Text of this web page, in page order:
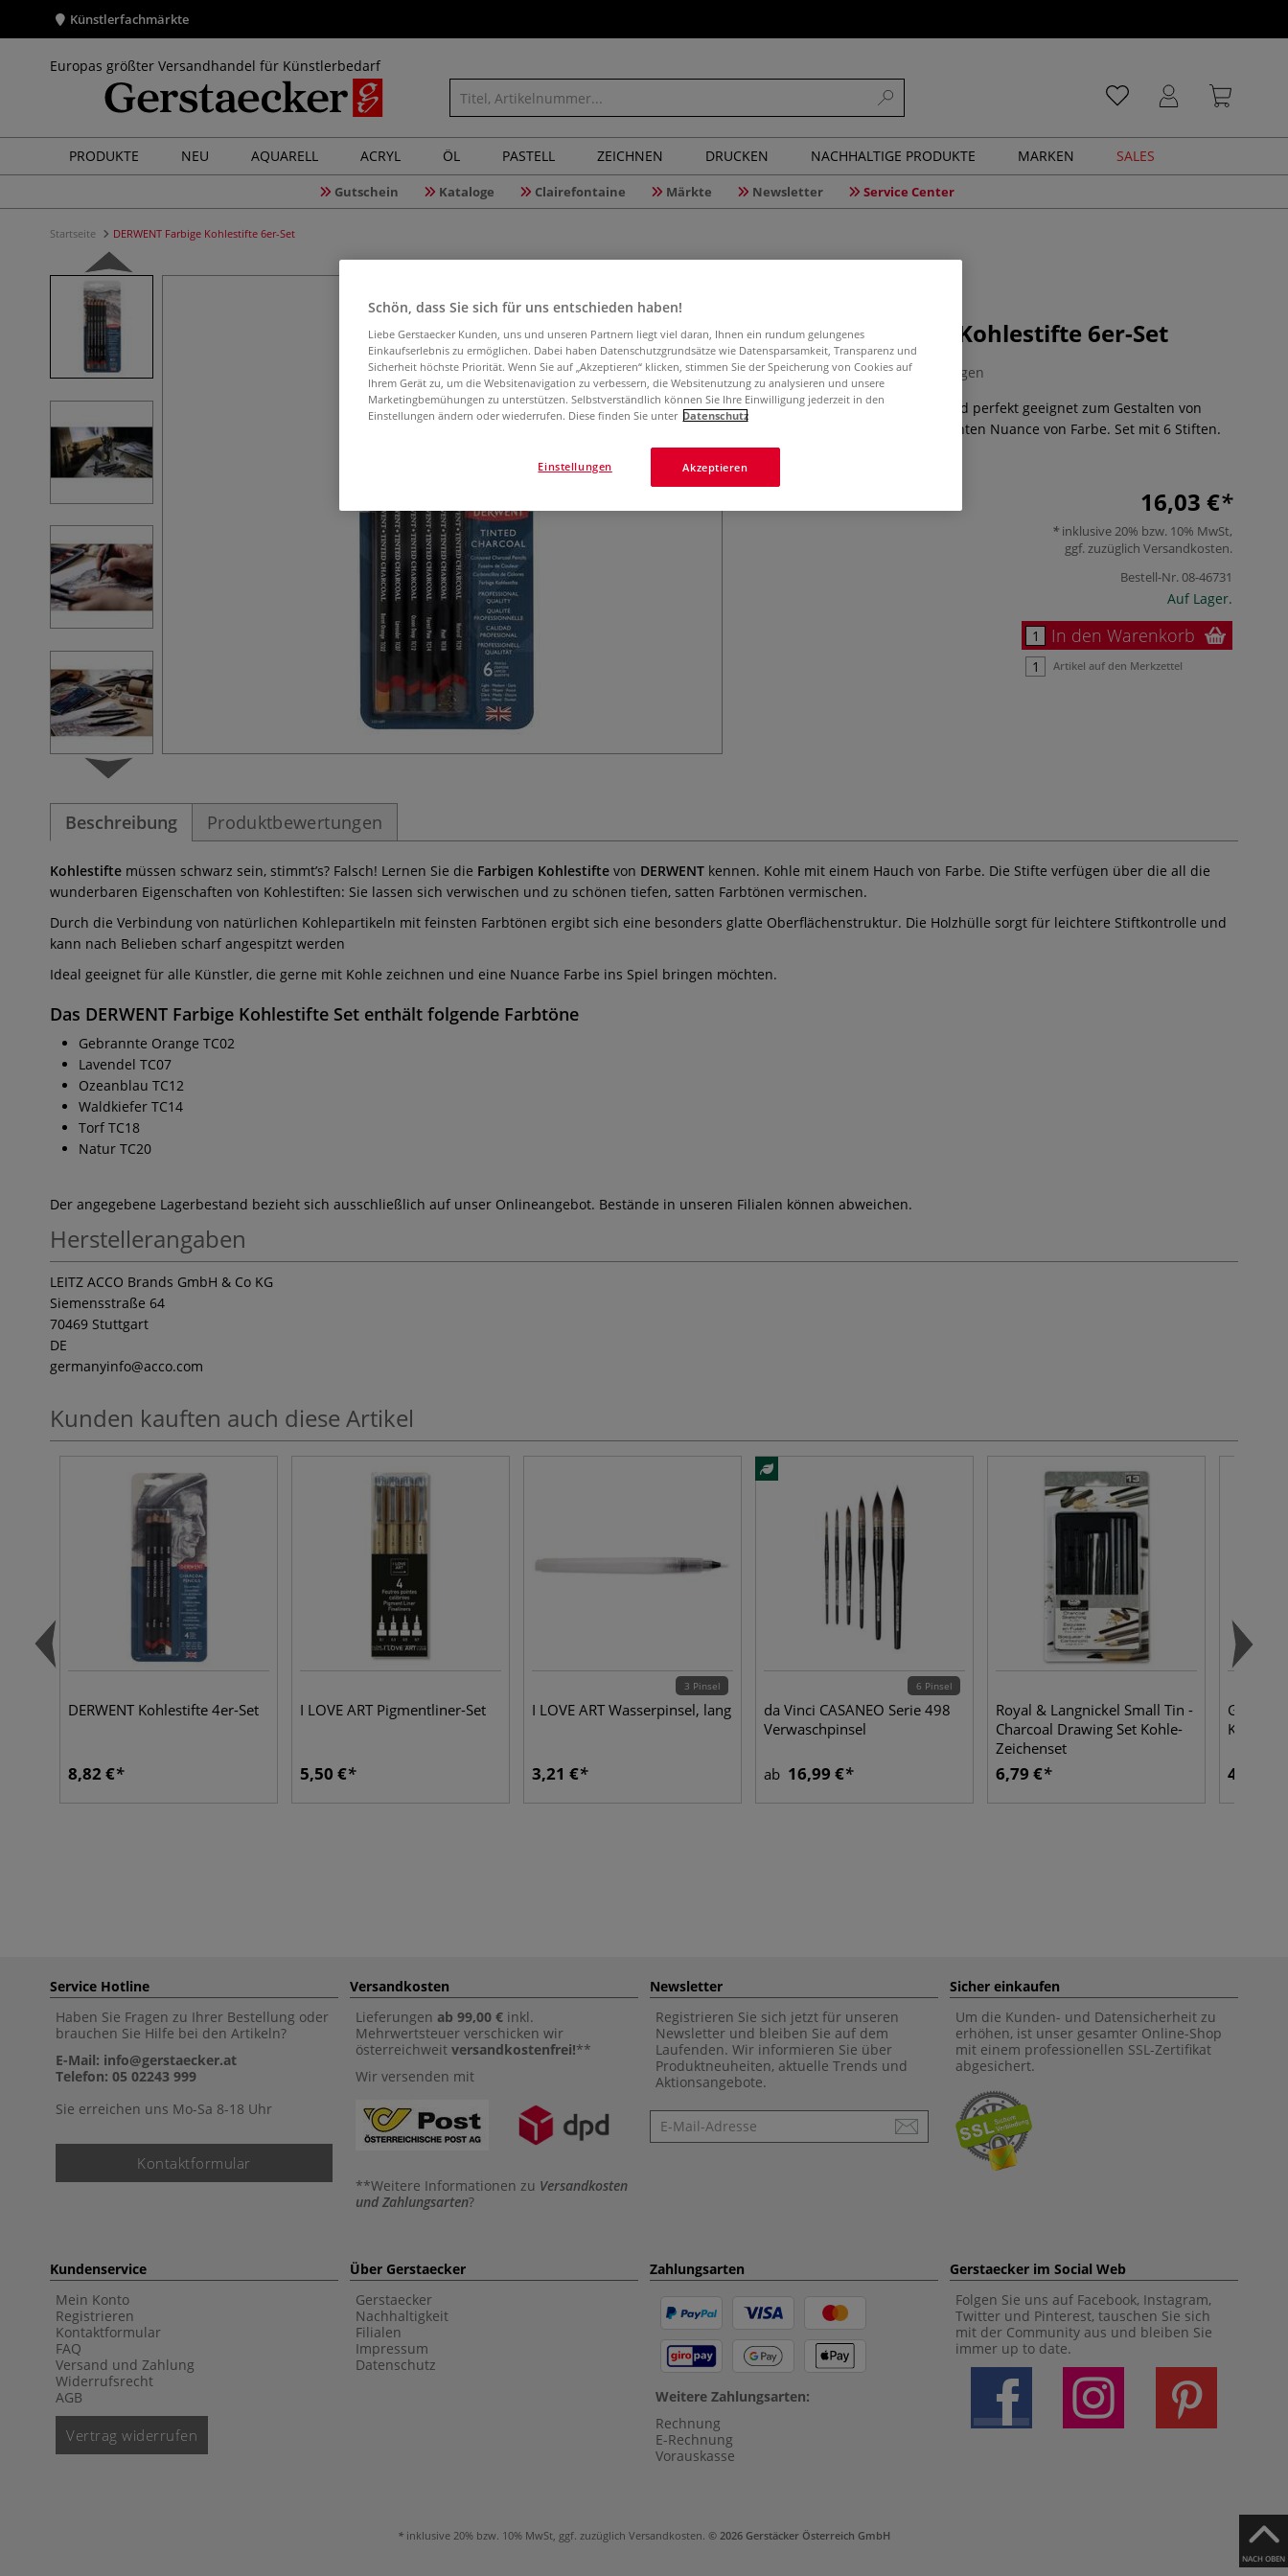
NACH OBEN
Künstlerfachmärkte
Europas größter Versandhandel für Künstlerbedarf
PRODUKTE NEU AQUARELL ACRYL ÖL PASTELL ZEICHNEN DRUCKEN NACHHALTIGE PRODUKTE MARKEN SALES
Gutschein Kataloge Clairefontaine Märkte Newsletter Service Center
Startseite DERWENT Farbige Kohlestifte 6er-Set
DERWENT Farbige Kohlestifte 6er-Set
0 Bewertungen
DERWENT Farbige Kohlestifte sind perfekt geeignet zum Gestalten von
Kohlezeichnungen mit einer leichten Nuance von Farbe. Set mit 6 Stiften.
Mehr
16,03 €
inklusive 20% bzw. 10% MwSt,
ggf. zuzüglich Versandkosten.
Bestell-Nr.08-46731
Auf Lager.
In den Warenkorb
Artikel auf den Merkzettel
Beschreibung Produktbewertungen
Kohlestifte müssen schwarz sein, stimmt’s? Falsch! Lernen Sie die Farbigen Kohlestifte von DERWENT kennen. Kohle mit einem Hauch von Farbe. Die Stifte verfügen über die all die
wunderbaren Eigenschaften von Kohlestiften: Sie lassen sich verwischen und zu schönen tiefen, satten Farbtönen vermischen.
Durch die Verbindung von natürlichen Kohlepartikeln mit feinsten Farbtönen ergibt sich eine besonders glatte Oberflächenstruktur. Die Holzhülle sorgt für leichtere Stiftkontrolle und
kann nach Belieben scharf angespitzt werden
Ideal geeignet für alle Künstler, die gerne mit Kohle zeichnen und eine Nuance Farbe ins Spiel bringen möchten.
Das DERWENT Farbige Kohlestifte Set enthält folgende Farbtöne
Gebrannte Orange TC02
Lavendel TC07
Ozeanblau TC12
Waldkiefer TC14
Torf TC18
Natur TC20
Der angegebene Lagerbestand bezieht sich ausschließlich auf unser Onlineangebot. Bestände in unseren Filialen können abweichen.
Herstellerangaben
LEITZ ACCO Brands GmbH & Co KG
Siemensstraße 64
70469 Stuttgart
DE
germanyinfo@acco.com
Kunden kauften auch diese Artikel
DERWENT Kohlestifte 4er-Set
8,82 €
I LOVE ART Pigmentliner-Set
5,50 €
3 Pinsel
I LOVE ART Wasserpinsel, lang
3,21 €
6 Pinsel
da Vinci CASANEO Serie 498
Verwaschpinsel
ab 16,99 €
Royal & Langnickel Small Tin -
Charcoal Drawing Set Kohle-
Zeichenset
6,79 € 4,39 €
Service Hotline
Haben Sie Fragen zu Ihrer Bestellung oder
brauchen Sie Hilfe bei den Artikeln?
E-Mail: info@gerstaecker.at
Telefon: 05 02243 999
Sie erreichen uns Mo-Sa 8-18 Uhr
Kontaktformular
Versandkosten
Lieferungen ab 99,00 € inkl.
Mehrwertsteuer verschicken wir
österreichweit versandkostenfrei!**
Wir versenden mit
**Weitere Informationen zu Versandkosten
und Zahlungsarten?
Newsletter
Registrieren Sie sich jetzt für unseren
Newsletter und bleiben Sie auf dem
Laufenden. Wir informieren Sie über
Produktneuheiten, aktuelle Trends und
Aktionsangebote.
Newsletter
Sicher einkaufen
Um die Kunden- und Datensicherheit zu
erhöhen, ist unser gesamter Online-Shop
mit einem professionellen SSL-Zertifikat
abgesichert.
Kundenservice
Mein Konto
Registrieren
Kontaktformular
FAQ
Versand und Zahlung
Widerrufsrecht
AGB
Vertrag widerrufen
Über Gerstaecker
Gerstaecker
Nachhaltigkeit
Filialen
Impressum
Datenschutz
Zahlungsarten
Weitere Zahlungsarten:
Rechnung
E-Rechnung
Vorauskasse
Gerstaecker im Social Web
Folgen Sie uns auf Facebook, Instagram,
Twitter und Pinterest, tauschen Sie sich
mit der Community aus und bleiben Sie
immer up to date.
inklusive 20% bzw. 10% MwSt, ggf. zuzüglich Versandkosten. © 2026 Gerstäcker Österreich GmbH
Schön, dass Sie sich für uns entschieden haben!
Liebe Gerstaecker Kunden, uns und unseren Partnern liegt viel daran, Ihnen ein rundum gelungenes
Einkaufserlebnis zu ermöglichen. Dabei haben Datenschutzgrundsätze wie Datensparsamkeit, Transparenz und
Sicherheit höchste Priorität. Wenn Sie auf „Akzeptieren“ klicken, stimmen Sie der Speicherung von Cookies auf
Ihrem Gerät zu, um die Websitenavigation zu verbessern, die Websitenutzung zu analysieren und unsere
Marketingbemühungen zu unterstützen. Selbstverständlich können Sie Ihre Einwilligung jederzeit in den
Einstellungen ändern oder wiederrufen. Diese finden Sie unter Datenschutz
Akzeptieren
Einstellungen